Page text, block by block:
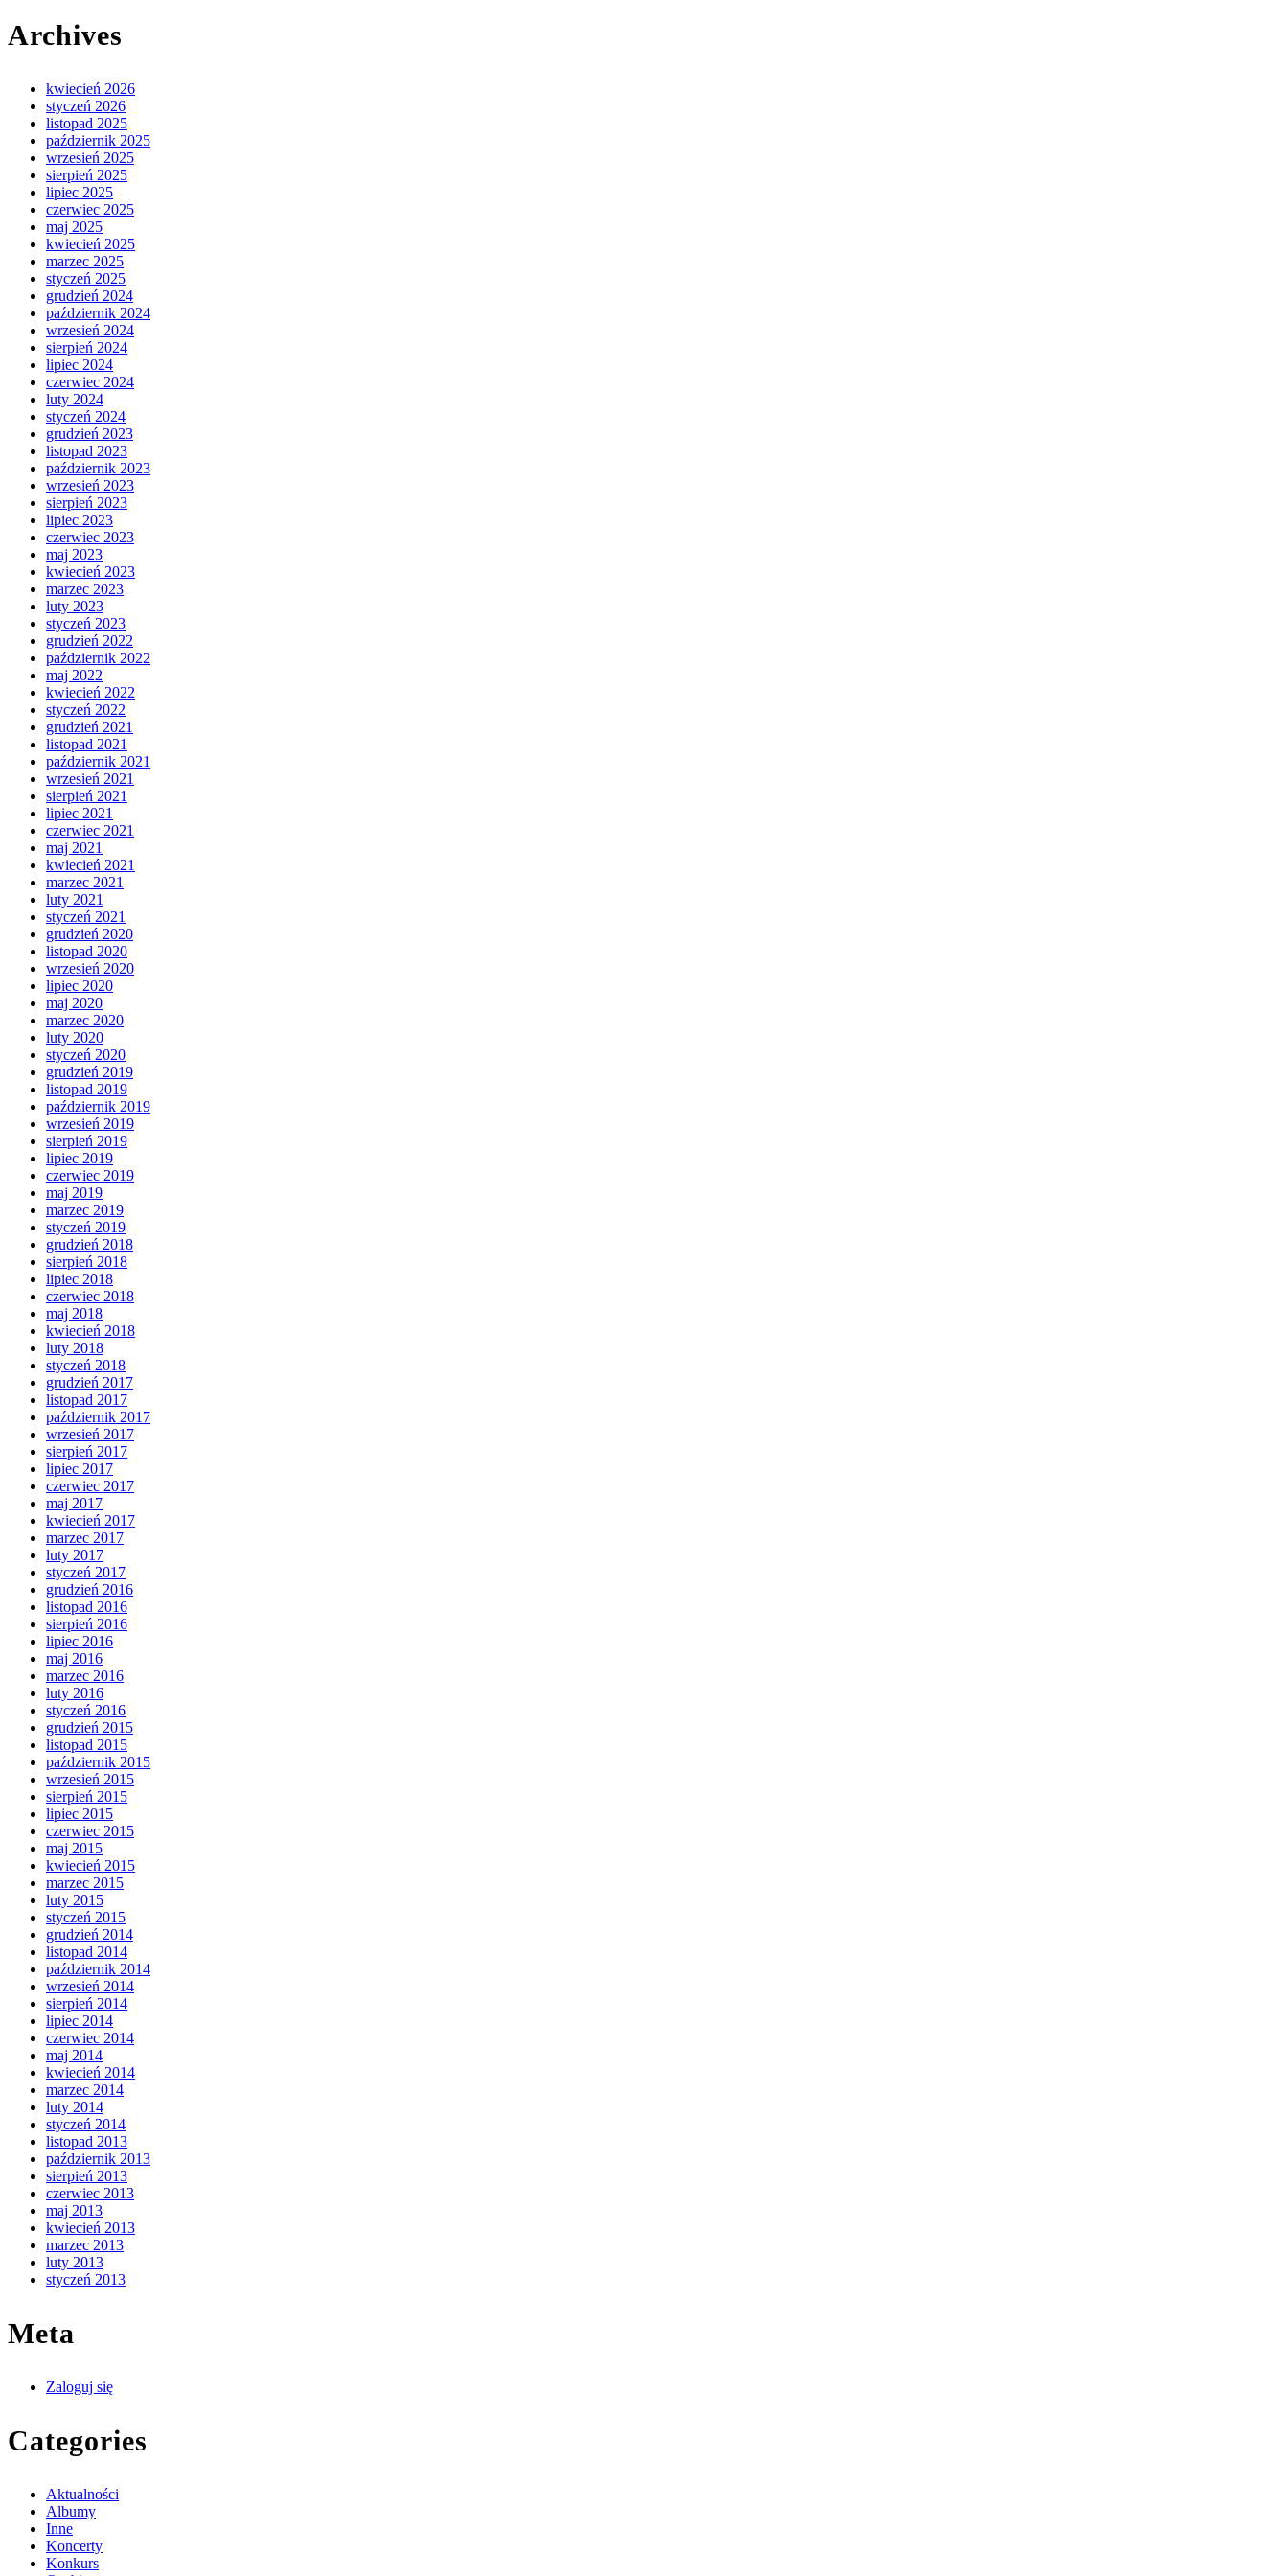
Archives
kwiecień 2026
styczeń 2026
listopad 2025
październik 2025
wrzesień 2025
sierpień 2025
lipiec 2025
czerwiec 2025
maj 2025
kwiecień 2025
marzec 2025
styczeń 2025
grudzień 2024
październik 2024
wrzesień 2024
sierpień 2024
lipiec 2024
czerwiec 2024
luty 2024
styczeń 2024
grudzień 2023
listopad 2023
październik 2023
wrzesień 2023
sierpień 2023
lipiec 2023
czerwiec 2023
maj 2023
kwiecień 2023
marzec 2023
luty 2023
styczeń 2023
grudzień 2022
październik 2022
maj 2022
kwiecień 2022
styczeń 2022
grudzień 2021
listopad 2021
październik 2021
wrzesień 2021
sierpień 2021
lipiec 2021
czerwiec 2021
maj 2021
kwiecień 2021
marzec 2021
luty 2021
styczeń 2021
grudzień 2020
listopad 2020
wrzesień 2020
lipiec 2020
maj 2020
marzec 2020
luty 2020
styczeń 2020
grudzień 2019
listopad 2019
październik 2019
wrzesień 2019
sierpień 2019
lipiec 2019
czerwiec 2019
maj 2019
marzec 2019
styczeń 2019
grudzień 2018
sierpień 2018
lipiec 2018
czerwiec 2018
maj 2018
kwiecień 2018
luty 2018
styczeń 2018
grudzień 2017
listopad 2017
październik 2017
wrzesień 2017
sierpień 2017
lipiec 2017
czerwiec 2017
maj 2017
kwiecień 2017
marzec 2017
luty 2017
styczeń 2017
grudzień 2016
listopad 2016
sierpień 2016
lipiec 2016
maj 2016
marzec 2016
luty 2016
styczeń 2016
grudzień 2015
listopad 2015
październik 2015
wrzesień 2015
sierpień 2015
lipiec 2015
czerwiec 2015
maj 2015
kwiecień 2015
marzec 2015
luty 2015
styczeń 2015
grudzień 2014
listopad 2014
październik 2014
wrzesień 2014
sierpień 2014
lipiec 2014
czerwiec 2014
maj 2014
kwiecień 2014
marzec 2014
luty 2014
styczeń 2014
listopad 2013
październik 2013
sierpień 2013
czerwiec 2013
maj 2013
kwiecień 2013
marzec 2013
luty 2013
styczeń 2013
Meta
Zaloguj się
Categories
Aktualności
Albumy
Inne
Koncerty
Konkurs